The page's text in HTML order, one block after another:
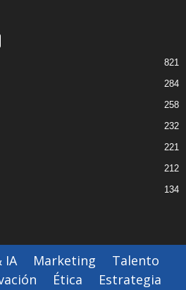
821
284
258
232
221
212
134
IA Marketing
Talento
Ética
Estrategia